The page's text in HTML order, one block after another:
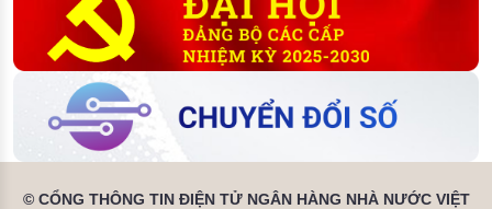
© CỔNG THÔNG TIN ĐIỆN TỬ NGÂN HÀNG NHÀ NƯỚC VIỆT